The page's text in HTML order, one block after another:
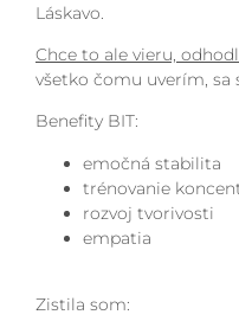
Láskavo.
Chce to ale vieru,
všetko čomu uverím,
Benefity BIT:
emočná stabilita
trénovanie
rozvoj tvorivosti
empatia
Zistila som: